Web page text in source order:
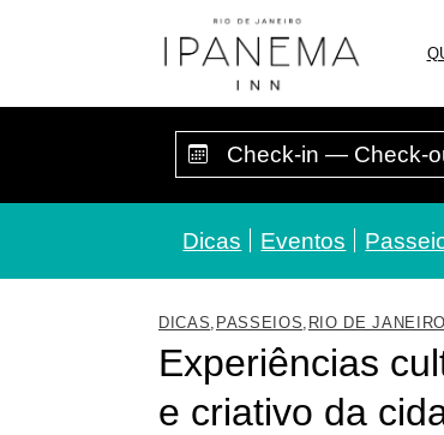
Dicas Eventos
DICAS, PASSEIOS, RIO DE JANEIRO
Experiências
e criativo da